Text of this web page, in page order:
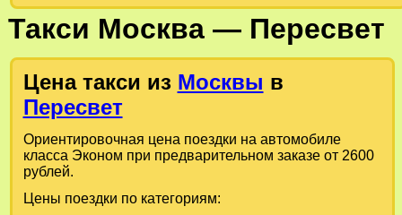
Такси Москва— Пересвет
Цена такси из Москвы в
Пересвет
Ориентировочная цена поездки на автомобиле
класса Эконом при предварительном заказе от 2600
рублей.
Цены поездки по категориям: